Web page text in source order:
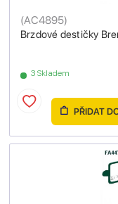
Brzdové destičky
(AC4895)
3 Skladem
PŘIDAT